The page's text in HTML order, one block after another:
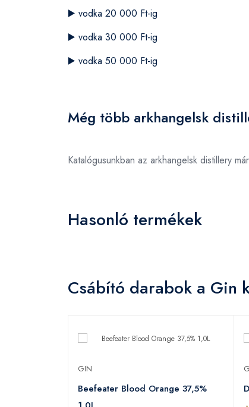
▶️ vodka 20 000 Ft-ig
▶️ vodka 30 000 Ft-ig
▶️ vodka 50 000 Ft-ig
Még több arkhangelsk
Katalógusunkban az arkhangelsk distillery
Hasonló termékek
Csábító darabok a Gin
GIN
Beefeater Blood Orange 37,5%